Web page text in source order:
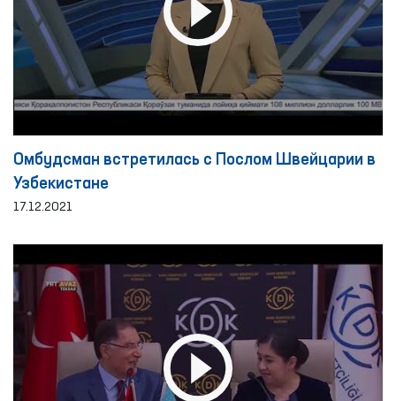
Омбудсман встретилась с Послом Швейцарии в
Узбекистане
17.12.2021